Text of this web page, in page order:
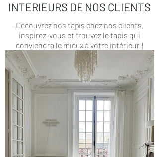
INTERIEURS DE NOS CLIENTS
Découvrez nos tapis chez nos clients,
inspirez-vous et trouvez le tapis qui
conviendra le mieux à votre intérieur !